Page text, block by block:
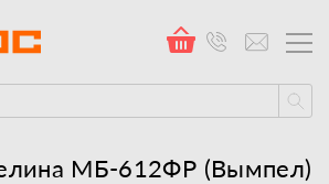
МБ-612ФР (Вымпел)